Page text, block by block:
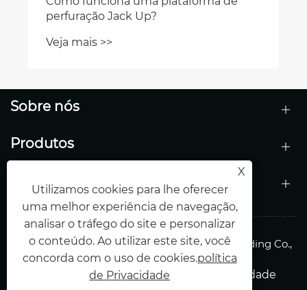
perfuração Jack Up?
Veja mais >>
Sobre nós
Produtos
Contate-nos
Copyright © 2026 Shandong Haiding Shipbuilding Co.,
Ltd.Todos os direitos reservados.
Sitemap RSSXMLpolítica de Privacidade
X
Utilizamos cookies para lhe oferecer
uma melhor experiência de navegação,
analisar o tráfego do site e personalizar
o conteúdo. Ao utilizar este site, você
concorda com o uso de cookies.política
de Privacidade